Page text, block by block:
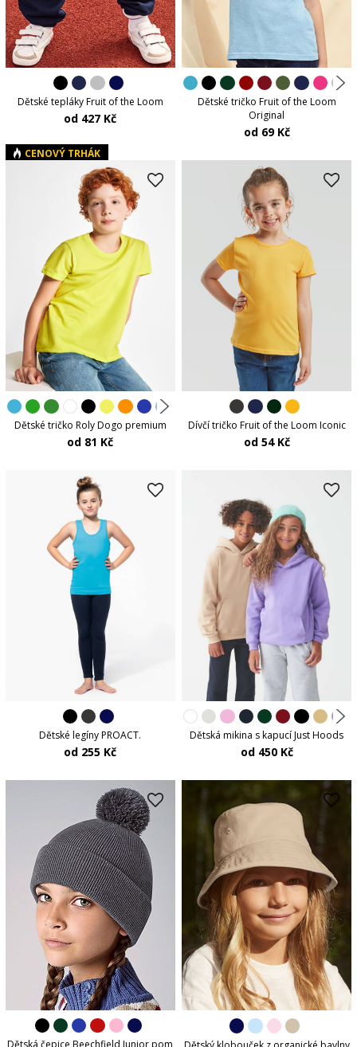
Dětské tepláky Fruit of the Loom
od 427 Kč
Dětské tričko Fruit of the Loom
Original
od 69 Kč
CENOVÝ TRHÁK
Dětské tričko Roly Dogo premium
od 81 Kč
Dívčí tričko Fruit of the Loom Iconic
od 54 Kč
Dětské legíny PROACT.
od 255 Kč
Dětská mikina s kapucí Just Hoods
od 450 Kč